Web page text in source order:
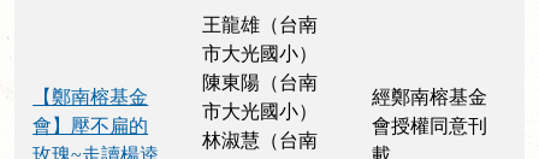
【鄭南榕基金
會】壓不扁的
王龍雄（台南
市大光國小）
陳東陽（台南
市大光國小）
林淑慧（台南
經鄭南榕基金
會授權同意刊